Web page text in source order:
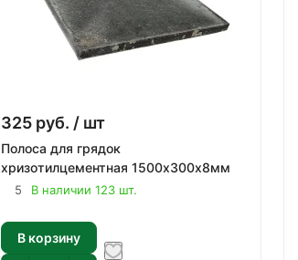
325 руб. / шт
Полоса для грядок
хризотилцементная 1500х300х8мм
5 В наличии 123 шт.
В корзину